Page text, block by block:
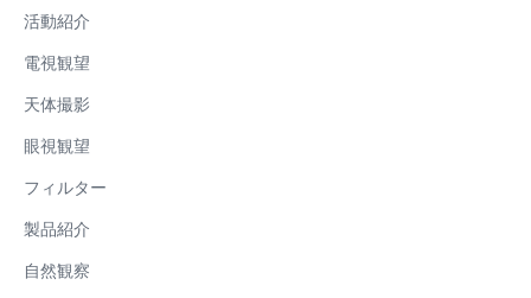
活動紹介
電視観望
天体撮影
眼視観望
フィルター
製品紹介
自然観察